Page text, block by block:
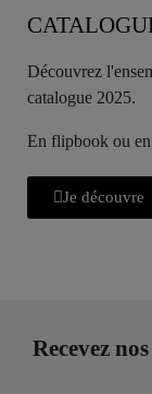
Découvrez
catalogue 2025.
En flipbook ou
Je découvre
Recevez